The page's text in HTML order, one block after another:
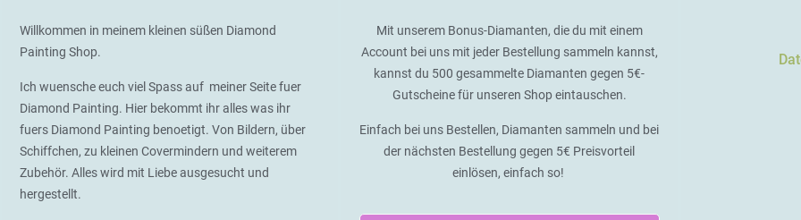
Willkommen in meinem kleinen süßen Diamond
Painting Shop.
Ich wuensche euch viel Spass auf meiner Seite fuer
Diamond Painting. Hier bekommt ihr alles was ihr
fuers Diamond Painting benoetigt. Von Bildern, über
Schiffchen, zu kleinen Covermindern und weiterem
Zubehör. Alles wird mit Liebe ausgesucht und
hergestellt.
Mit unserem Bonus-Diamanten, die du mit einem
Account bei uns mit jeder Bestellung sammeln kannst,
kannst du 500 gesammelte Diamanten gegen 5€-
Gutscheine für unseren Shop eintauschen.
Einfach bei uns Bestellen, Diamanten sammeln und bei
der nächsten Bestellung gegen 5€ Preisvorteil
einlösen, einfach so!